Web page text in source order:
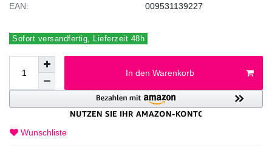
EAN:
009531139227
Sofort versandfertig, Lieferzeit 48h
In den Warenkorb
Wunschliste